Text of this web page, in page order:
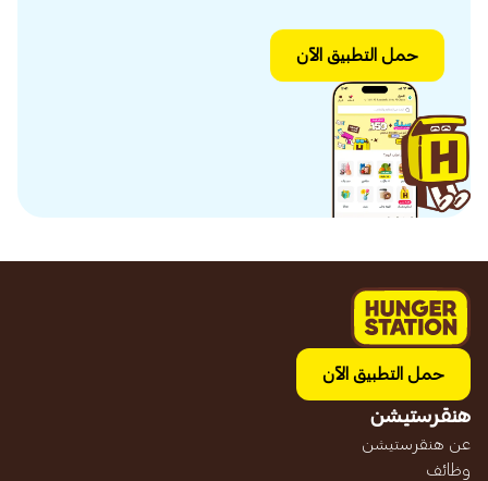
حمل التطبيق الآن
حمل التطبيق الآن
هنقرستيشن
عن هنقرستيشن
وظائف